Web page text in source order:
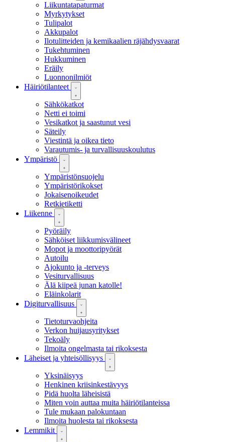
Liikuntatapaturmat
Myrkytykset
Tulipalot
Akkupalot
Ilotulitteiden ja kemikaalien räjähdysvaarat
Tukehtuminen
Hukkuminen
Eräily
Luonnonilmiöt
Häiriötilanteet
Sähkökatkot
Netti ei toimi
Vesikatkot ja saastunut vesi
Säteily
Viestintä ja oikea tieto
Varautumis- ja turvallisuuskoulutus
Ympäristö
Ympäristönsuojelu
Ympäristörikokset
Jokaisenoikeudet
Retkietiketti
Liikenne
Pyöräily
Sähköiset liikkumisvälineet
Mopot ja moottoripyörät
Autoilu
Ajokunto ja -terveys
Vesiturvallisuus
Älä kiipeä junan katolle!
Eläinkolarit
Digiturvallisuus
Tietoturvaohjeita
Verkon huijausyritykset
Tekoäly
Ilmoita ongelmasta tai rikoksesta
Läheiset ja yhteisöllisyys
Yksinäisyys
Henkinen kriisinkestävyys
Pidä huolta läheisistä
Miten voin auttaa muita häiriötilanteissa
Tule mukaan palokuntaan
Ilmoita huolesta tai rikoksesta
Lemmikit